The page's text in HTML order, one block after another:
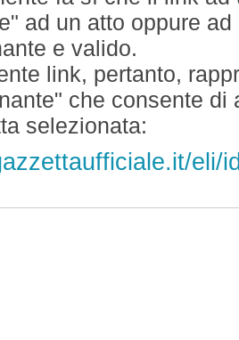
ad un atto oppure
e valido.
link, pertanto,
che consente
selezionata:
eli/